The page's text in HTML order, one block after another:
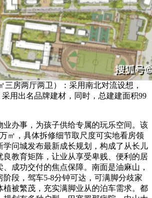
三房两厅两卫）：采用南北对流设想，
用出名品牌建材，同时，总建建面积99
办事，为孩子供给专属的玩乐空间。该
㎡，具体拆修细节取尺度可实地看房领
学问城发布最新成长规划，构成了从长儿
良教育矩阵，让业从享受卑贱、便利的居
成功交付的焦点保障。南面是油麻山，
阶段，驾车5-8分钟可达，可满脚分歧家
植被繁茂，充实满脚业从的泊车需求。都